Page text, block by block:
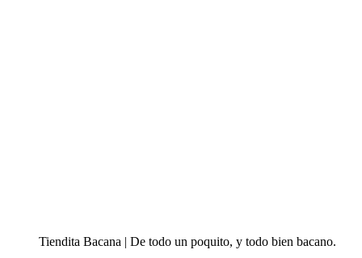
Tiendita Bacana | De todo un poquito, y todo bien bacano.